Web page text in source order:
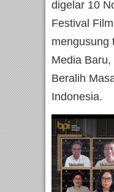
digelar 10
Festival
mengusung
Media
Beralih
Indonesia.